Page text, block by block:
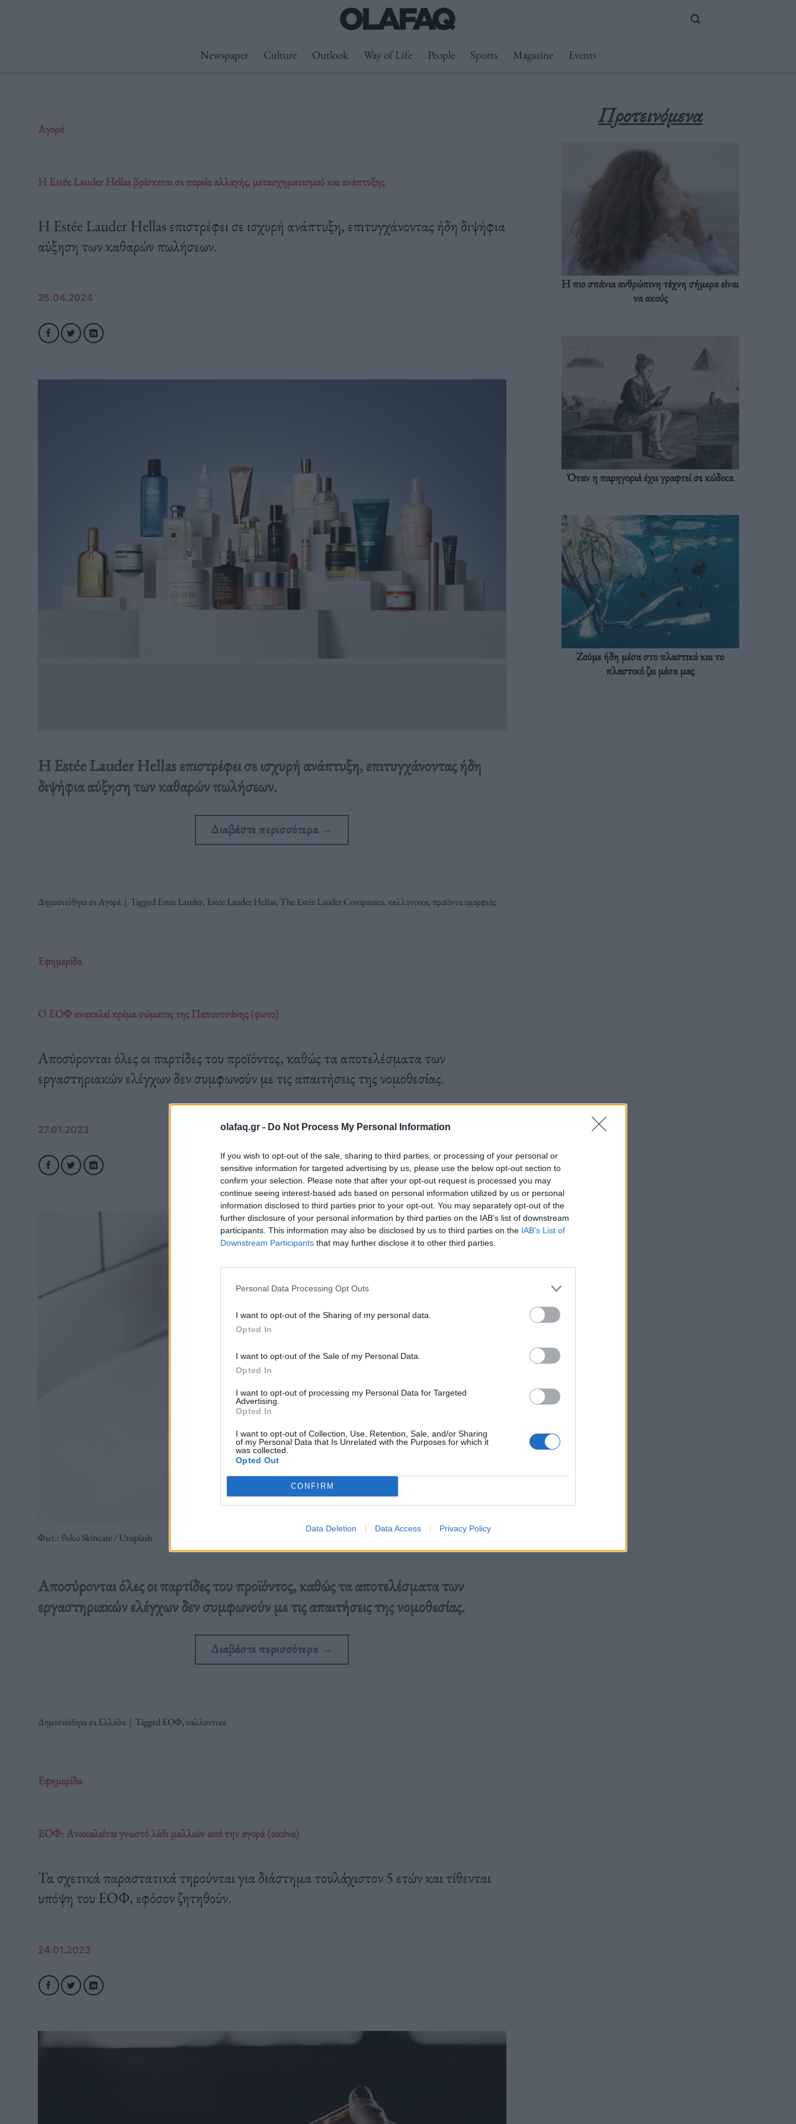
olafaq.gr - Do Not Process My Personal Information
If you wish to opt-out of the sale, sharing to third parties, or processing of your personal or
sensitive information for targeted advertising by us, please use the below opt-out section to
confirm your selection. Please note that after your opt-out request is processed you may
continue seeing interest-based ads based on personal information utilized by us or personal
information disclosed to third parties prior to your opt-out. You may separately opt-out of the
further disclosure of your personal information by third parties on the IAB’s list of downstream
participants. This information may also be disclosed by us to third parties on the IAB’s List of
Downstream Participants that may further disclose it to other third parties.
Personal Data Processing Opt Outs
I want to opt-out of the Sharing of my personal data.
Opted In
I want to opt-out of the Sale of my Personal Data.
Opted In
I want to opt-out of processing my Personal Data for Targeted
Advertising.
Opted In
I want to opt-out of Collection, Use, Retention, Sale, and/or Sharing
of my Personal Data that Is Unrelated with the Purposes for which it
was collected.
Opted Out
CONFIRM
Data Deletion Data Access Privacy Policy
Newspaper Culture Outlook Way of Life People Sports Magazine Events
Αγορά
Η Estée Lauder Hellas βρίσκεται σε πορεία αλλαγής, μετασχηματισμού και ανάπτυξης
Η Estée Lauder Hellas επιστρέφει σε ισχυρή ανάπτυξη, επιτυγχάνοντας ήδη διψήφια
αύξηση των καθαρών πωλήσεων.
25.04.2024
Η Estée Lauder Hellas επιστρέφει σε ισχυρή ανάπτυξη, επιτυγχάνοντας ήδη
διψήφια αύξηση των καθαρών πωλήσεων.
Διαβάστε περισσότερα →
Δημοσιεύθηκε σεΑγορά | TaggedEstee Lauder, Estée Lauder Hellas, The Estée Lauder Companies,καλλυντικα,προϊόντα ομορφιάς
Εφημερίδα
Ο ΕΟΦ ανακαλεί κρέμα σώματος της Παπουτσάνης (φωτο)
Αποσύρονται όλες οι παρτίδες του προϊόντος, καθώς τα αποτελέσματα των
εργαστηριακών ελέγχων δεν συμφωνούν με τις απαιτήσεις της νομοθεσίας.
27.01.2023
Φωτ.: Poko Skincare / Unsplash
Αποσύρονται όλες οι παρτίδες του προϊόντος, καθώς τα αποτελέσματα των
εργαστηριακών ελέγχων δεν συμφωνούν με τις απαιτήσεις της νομοθεσίας.
Διαβάστε περισσότερα →
Δημοσιεύθηκε σεΕλλάδα | TaggedΕΟΦ,καλλυντικα
Εφημερίδα
ΕΟΦ: Ανακαλείται γνωστό λάδι μαλλιών από την αγορά (εικόνα)
Τα σχετικά παραστατικά τηρούνται για διάστημα τουλάχιστον 5 ετών και τίθενται
υπόψη του ΕΟΦ, εφόσον ζητηθούν.
24.01.2023
Προτεινόμενα
Η πιο σπάνια ανθρώπινη τέχνη σήμερα είναι
να ακούς
Όταν η παρηγοριά έχει γραφτεί σε κώδικα
Ζούμε ήδη μέσα στο πλαστικό και το
πλαστικό ζει μέσα μας